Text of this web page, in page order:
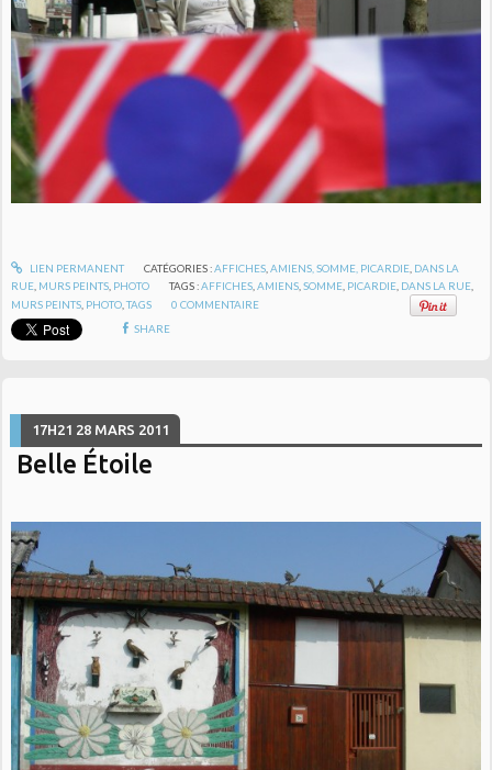
LIEN PERMANENT CATÉGORIES :AFFICHES, AMIENS, SOMME, PICARDIE, DANS LA
RUE MURS PEINTS PHOTO TAGS :AFFICHES ,AMIENS ,SOMME PICARDIE DANS LA RUE
MURS PEINTS PHOTO ,TAGS 0 COMMENTAIRE
SHARE
17H21 28 MARS 2011
Belle Étoile